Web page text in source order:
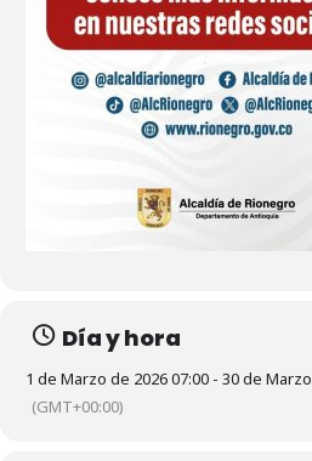
Día y hora
1 de Marzo de 2026 07:00 - 30 de
(GMT+00:00)